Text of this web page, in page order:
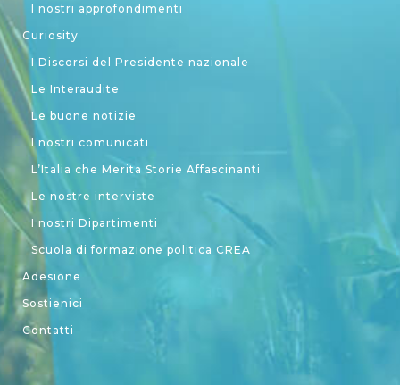
I nostri approfondimenti
Curiosity
I Discorsi del Presidente nazionale
Le Interaudite
Le buone notizie
I nostri comunicati
L’Italia che Merita Storie Affascinanti
Le nostre interviste
I nostri Dipartimenti
Scuola di formazione politica CREA
Adesione
Sostienici
Contatti